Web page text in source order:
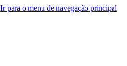
Ir para o menu de navegação principal